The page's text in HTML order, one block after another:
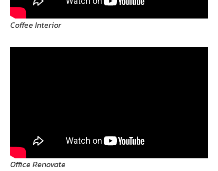
Coffee Interior
Office Renovate